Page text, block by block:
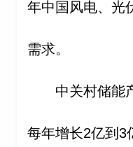
年中国风电、光
需求。
中关村储能
每年增长2亿到3